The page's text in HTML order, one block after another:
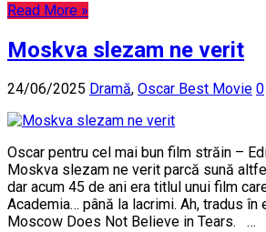
Read More »
Moskva slezam ne verit
24/06/2025 Dramă, Oscar Best Movie 0
Oscar pentru cel mai bun film străin –
Moskva slezam ne verit parcă sună
dar acum 45 de ani era titlul unui film
Academia… până la lacrimi. Ah, tradus
Moscow Does Not Believe in Tears. …